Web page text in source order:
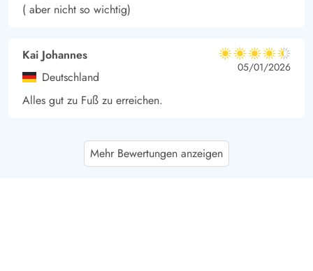
( aber nicht so wichtig)
Kai Johannes
Deutschland
4.5 von 5
4.5 von 5
4.5 out of 5
05/01/2026
Alles gut zu Fuß zu erreichen.
Lars Christensen
4.5 von 5
4.5 out of 5
Mehr Bewertungen anzeigen